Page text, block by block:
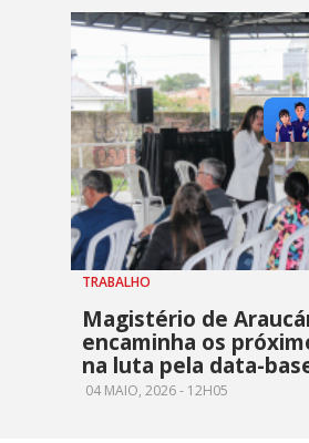
TRABALHO
Magistério de
encaminha os
na luta pela data-
04 MAIO, 2026 - 12H05